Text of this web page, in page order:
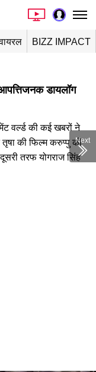
BIZZ IMPACT
डायलॉग
वर्ल्ड की कई खबरों ने
की फिल्म करुप्पु की
तरफ योगराज सिंह
Next